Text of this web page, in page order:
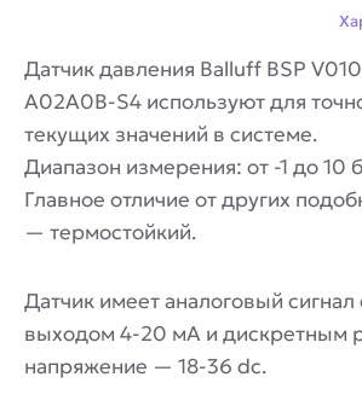
Датчик давления Balluff BSP
A02A0B-S4 используют для
текущих значений в системе.
Диапазон измерения: от -1 до 10
Главное отличие от других
— термостойкий.
Датчик имеет аналоговый
выходом 4-20 мА и дискретным
напряжение — 18-36 dc.